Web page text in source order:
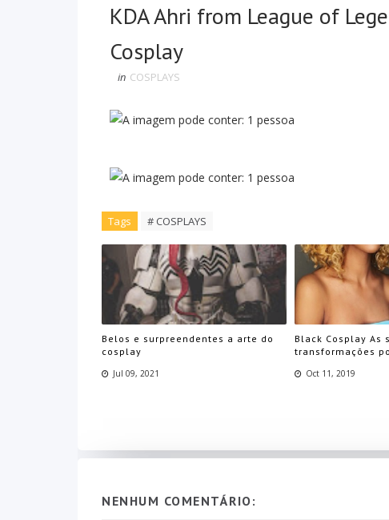
KDA Ahri from League of
Cosplay
in COSPLAYS
Tags # COSPLAYS
Belos e surpreendentes a arte do
cosplay
Jul 09, 2021
Black Cosplay As
transformações
Oct 11, 2019
NENHUM COMENTÁRIO: